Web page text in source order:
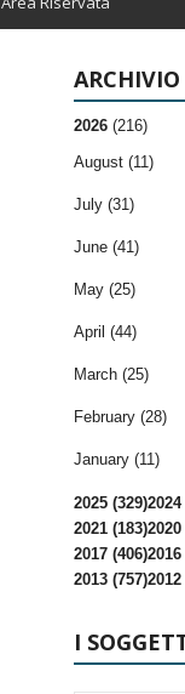
2026 (216)
August (11)
July (31)
June (41)
May (25)
April (44)
March (25)
February (28)
January (11)
2025 (329)2024
2021 (183)2020
2017 (406)2016
2013 (757)2012
I